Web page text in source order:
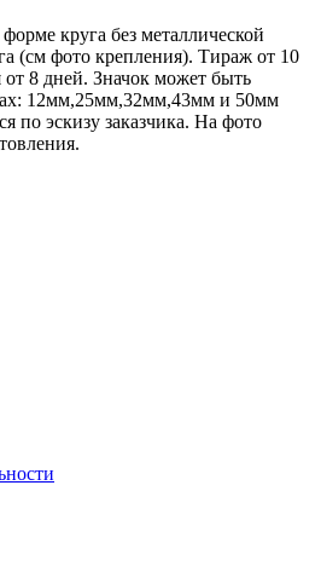
круга без металлической
(см фото крепления). Тираж от 10
8 дней. Значок может быть
12мм,25мм,32мм,43мм и 50мм
по эскизу заказчика. На фото